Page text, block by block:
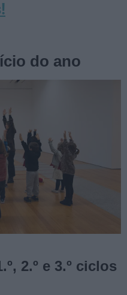
do ano
2.º e 3.º ciclos